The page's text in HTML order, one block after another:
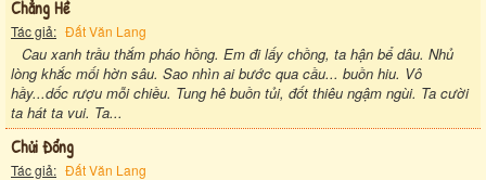
Chẳng Hề
Tác giả: Đất Văn Lang
Cau xanh trầu thắm pháo hồng. Em đi lấy chồng, ta hận bể dâu. Nhủ
lòng khắc mối hờn sâu. Sao nhìn ai bước qua cầu... buồn hiu. Vô
hầy...dốc rượu mỗi chiều. Tung hê buồn tủi, đốt thiêu ngậm ngùi. Ta cười
ta hát ta vui. Ta...
Chửi Đổng
Tác giả: Đất Văn Lang